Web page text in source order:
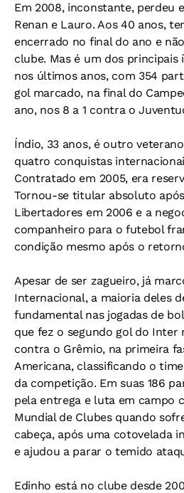
Em 2008, inconstante, perdeu
Renan e Lauro. Aos 40 anos,
encerrado no final do ano e
clube. Mas é um dos
nos últimos anos, com 354
gol marcado, na final do
ano, nos 8 a 1 contra o
Índio, 33 anos, é outro
quatro conquistas
Contratado em 2005, era
Tornou-se titular absoluto
Libertadores em 2006 e a
companheiro para o futebol
condição mesmo após o
Apesar de ser zagueiro, já
Internacional, a maioria deles
fundamental nas jogadas de
que fez o segundo gol do Inter
contra o Grêmio, na primeira
Americana, classificando o
da competição. Em suas 186
pela entrega e luta em campo
Mundial de Clubes quando
cabeça, após uma cotovelada
e ajudou a parar o temido
Edinho está no clube desde